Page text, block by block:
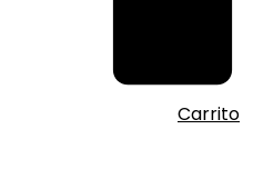
Carrito